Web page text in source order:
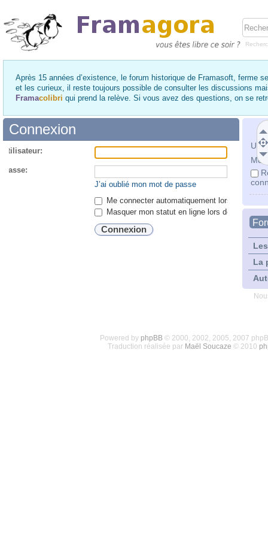
Après 15 années d’existence, le forum historique de Framasoft, ferme
et les curieux, il reste toujours possible de consulter les discussions
Framacolibri qui prend la relève. Si vous avez des questions, on se
Mot
La
Connexion
passe:
J’ai oublié mon mot de passe
Me connecter automatiquement lors de
Masquer mon statut en ligne lors de cette
Powered by phpBB© 2000, 2002, 2005, 2007
Traduction réalisée par Maël Soucaze © 2010